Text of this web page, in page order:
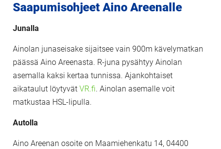
Saapumisohjeet Aino Areenalle
Junalla
Ainolan junaseisake sijaitsee vain 900m kävelymatkan
päässä Aino Areenasta. R-juna pysähtyy Ainolan
asemalla kaksi kertaa tunnissa. Ajankohtaiset
aikataulut löytyvätVR.fi. Ainolan asemalle voit
matkustaa HSL-lipulla.
Autolla
Aino Areenan osoite on Maamiehenkatu 14, 04400